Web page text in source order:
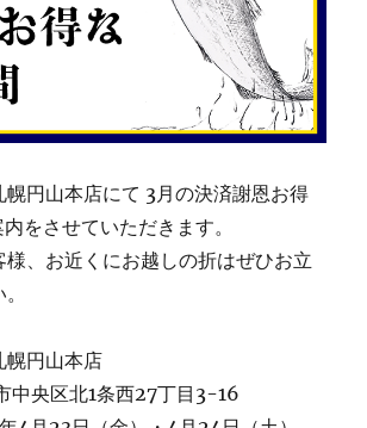
幌円山本店にて 3月の決済謝恩お得
をさせていただきます。
様、お近くにお越しの折はぜひお立
幌円山本店
中央区北1条西27丁目3-16